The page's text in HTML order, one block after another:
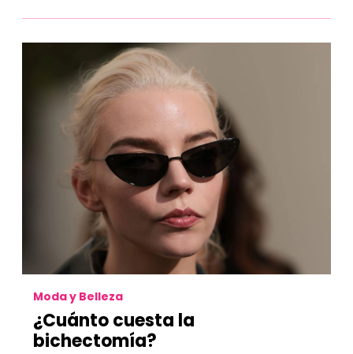
Moda y Belleza
¿Cuánto cuesta la
bichectomía?